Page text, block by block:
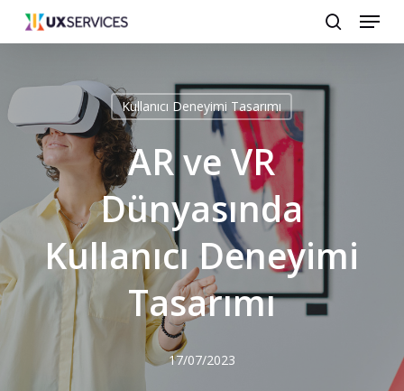
Skip
to
content
search
Menu
Kullanıcı Deneyimi Tasarımı
AR ve VR
Dünyasında
Kullanıcı Deneyimi
Tasarımı
17/07/2023